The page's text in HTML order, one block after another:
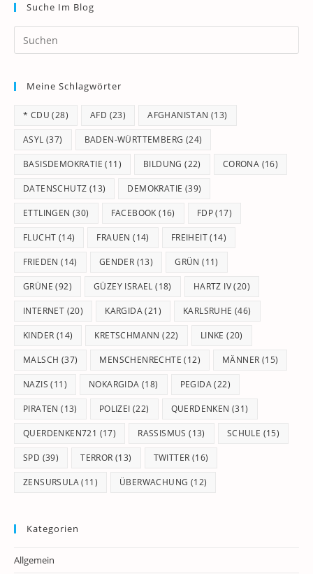
Suche Im Blog
Meine Schlagwörter
* CDU (28) AFD (23) AFGHANISTAN (13)
ASYL (37) BADEN-WÜRTTEMBERG (24)
BASISDEMOKRATIE (11) BILDUNG (22) CORONA (16)
DATENSCHUTZ (13) DEMOKRATIE (39)
ETTLINGEN (30) FACEBOOK (16) FDP(17)
FLUCHT (14) FRAUEN (14) FREIHEIT(14)
FRIEDEN (14) GENDER (13) GRÜN (11)
GRÜNE (92) GÜZEY ISRAEL (18) HARTZ IV(20)
INTERNET (20) KARGIDA(21) KARLSRUHE (46)
KINDER (14) KRETSCHMANN (22) LINKE (20)
MALSCH (37) MENSCHENRECHTE (12) MÄNNER (15)
NAZIS (11) NOKARGIDA (18) PEGIDA(22)
PIRATEN (13) POLIZEI (22) QUERDENKEN (31)
QUERDENKEN721 (17) RASSISMUS (13) SCHULE (15)
SPD (39) TERROR (13) TWITTER (16)
ZENSURSULA(11) ÜBERWACHUNG (12)
Kategorien
Allgemein